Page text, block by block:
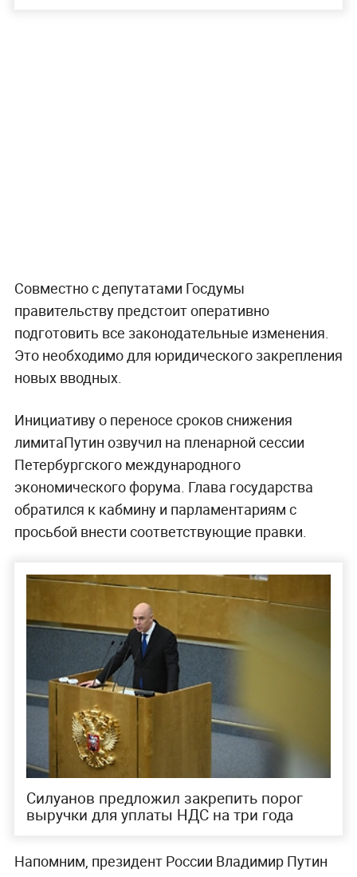
Совместно с депутатами Госдумы
правительству предстоит оперативно
подготовить все законодательные изменения.
Это необходимо для юридического закрепления
новых вводных.
Инициативу о переносе сроков снижения
лимитаПутин озвучил на пленарной сессии
Петербургского международного
экономического форума. Глава государства
обратился к кабмину и парламентариям с
просьбой внести соответствующие правки.
Силуанов предложил закрепить порог
выручки для уплаты НДС на три года
Напомним, президент России Владимир Путин